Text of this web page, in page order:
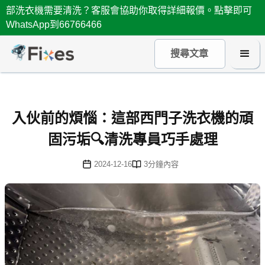
部洗衣機需要清洗？客服會協助你取得詳細報價。點擊即可
WhatsApp到66766466
入伙前的煩惱：這部西門子洗衣機的頑
固污垢🔍清洗專員巧手處理
2024-12-16 3分鐘內容